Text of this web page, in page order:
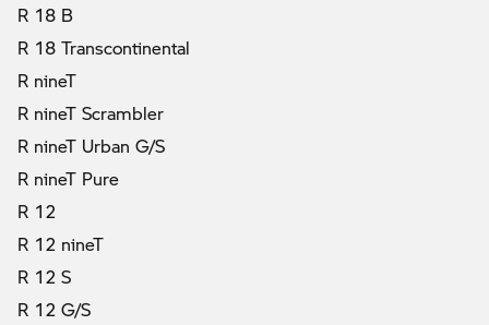
R 18 B
R 18 Transcontinental
R nineT
R nineT Scrambler
R nineT Urban G/S
R nineT Pure
R 12
R 12 nineT
R 12 S
R 12 G/S